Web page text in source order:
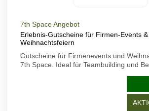
7th Space Angebot
Erlebnis-Gutscheine für Firmen-Events &
Weihnachtsfeiern
Gutscheine für Firmenevents und
7th Space. Ideal für Teambuilding und